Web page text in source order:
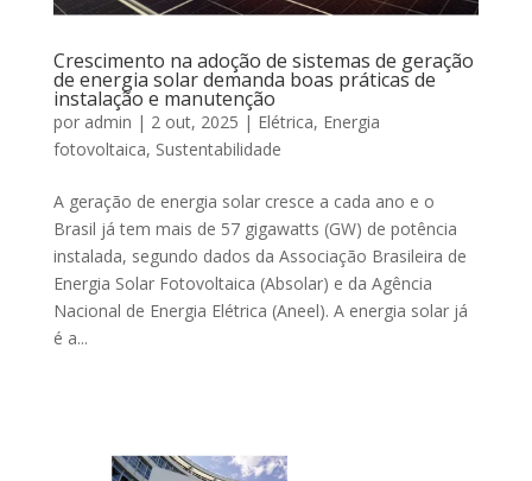
Crescimento na adoção de sistemas de geração
de energia solar demanda boas práticas de
instalação e manutenção
por admin | 2 out, 2025 | Elétrica, Energia
fotovoltaica, Sustentabilidade
A geração de energia solar cresce a cada ano e o
Brasil já tem mais de 57 gigawatts (GW) de potência
instalada, segundo dados da Associação Brasileira de
Energia Solar Fotovoltaica (Absolar) e da Agência
Nacional de Energia Elétrica (Aneel). A energia solar já
é a...